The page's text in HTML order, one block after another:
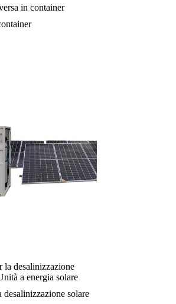
in container
la desalinizzazione
a energia solare
desalinizzazione solare